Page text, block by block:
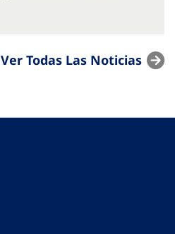
Ver Todas Las Noticias